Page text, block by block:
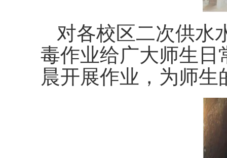
对各校区二次供水
毒作业给广大师生日
晨开展作业，为师